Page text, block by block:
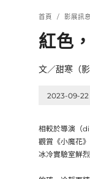
首頁 影展訊
紅色
文／甜寒（
2023-09-22
相較於導演（
觀賞《小魔花
冰冷實驗室鮮